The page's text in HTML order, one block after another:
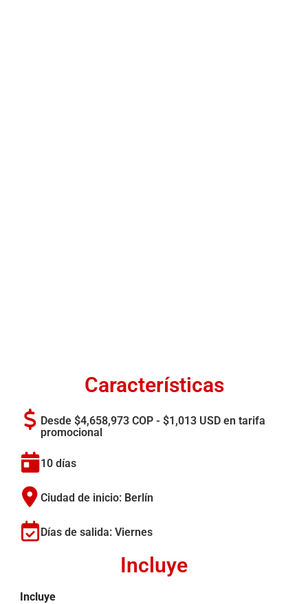
Características
Desde $4,658,973 COP - $1,013 USD en tarifa
promocional
10 días
Ciudad de inicio: Berlín
Días de salida: Viernes
Incluye
Incluye